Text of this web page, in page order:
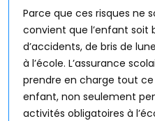
Parce que ces risques ne
convient que l’enfant soit
d’accidents, de bris de
à l’école. L’assurance
prendre en charge tout
enfant, non seulement
activités obligatoires à